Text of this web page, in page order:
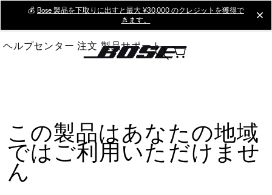
Main
💰 Bose 製品を下取りに出すと最大 ¥30,000 のクレジットを獲得で
きます。
ヘルプセンター 注文 製品サポート
この製品はあなたの地域
ではご利用いただけませ
ん